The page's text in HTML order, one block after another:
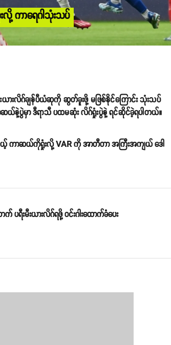
လို့ ကာရေဂါသုံးသပ်
ယားလိဂ်ချန်ပီယံဆုကို ဆွတ်ခူးဖို့ မဖြစ်နိုင်ကြောင်း သုံးသပ်
နဲ့ပွဲမှာ ဒီရာသီ ပထမဆုံး လိဂ်ရှုံးပွဲနဲ့ ရင်ဆိုင်ခဲ့ရပါတယ်။
ကာဆယ်ကိုရှုံးလို့ VAR ကို အာတီတာ အကြီးအကျယ် ဒေါ
းမီးယားလိဂ်ရဖို့ ဝင်းဂါးထောက်ခံပေး